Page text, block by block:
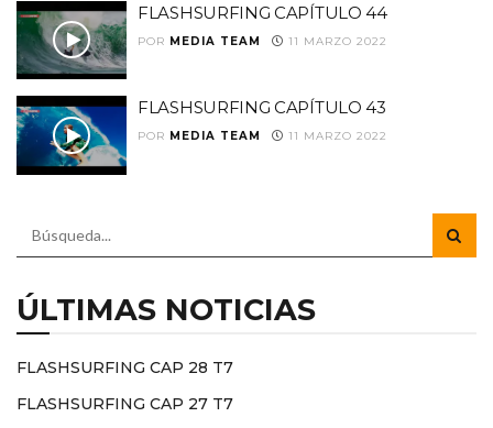
FLASHSURFING CAPÍTULO 44
POR MEDIA TEAM 11 MARZO 2022
FLASHSURFING CAPÍTULO 43
POR MEDIA TEAM 11 MARZO 2022
ÚLTIMAS NOTICIAS
FLASHSURFING CAP 28 T7
FLASHSURFING CAP 27 T7